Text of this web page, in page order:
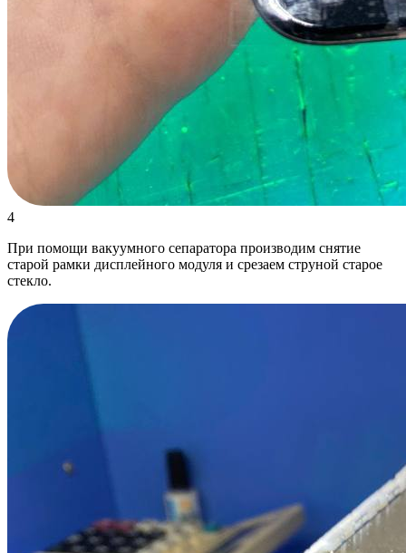
4
При помощи вакуумного сепаратора производим снятие
старой рамки дисплейного модуля и срезаем струной старое
стекло.